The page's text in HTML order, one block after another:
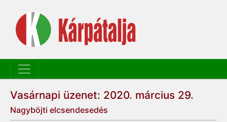
Vasárnapi üzenet: 2020. március 29.
Nagyböjti elcsendesedés